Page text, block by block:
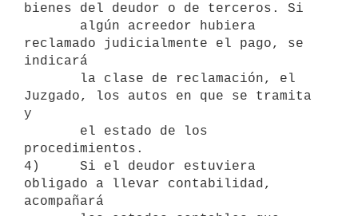
bienes del deudor o de terceros. Si
reclamado judicialmente el pago, se
indicará
Juzgado, los autos en que se tramita
y
procedimientos.
4)     Si el deudor estuviera
obligado a llevar contabilidad,
acompañará